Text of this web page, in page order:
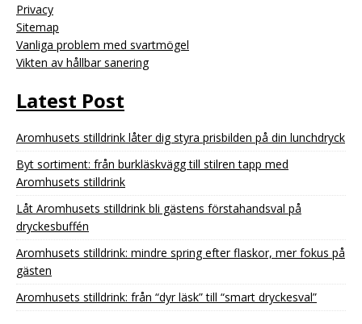
Privacy
Sitemap
Vanliga problem med svartmögel
Vikten av hållbar sanering
Latest Post
Aromhusets stilldrink låter dig styra prisbilden på din lunchdryck
Byt sortiment: från burkläskvägg till stilren tapp med
Aromhusets stilldrink
Låt Aromhusets stilldrink bli gästens förstahandsval på
dryckesbuffén
Aromhusets stilldrink: mindre spring efter flaskor, mer fokus på
gästen
Aromhusets stilldrink: från “dyr läsk” till “smart dryckesval”